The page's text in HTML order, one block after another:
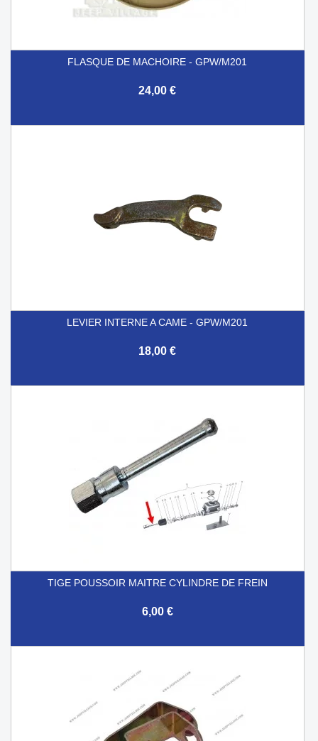
FLASQUE DE MACHOIRE - GPW/M201
24,00 €
LEVIER INTERNE A CAME - GPW/M201
18,00 €
TIGE POUSSOIR MAITRE CYLINDRE DE FREIN
6,00 €